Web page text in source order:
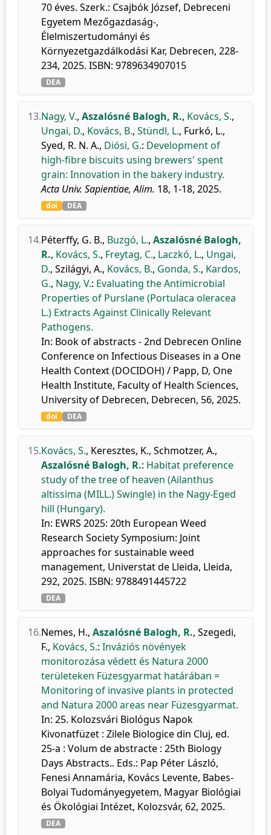
70 éves. Szerk.: Csajbók József, Debreceni
Egyetem Mezőgazdaság-,
Élelmiszertudományi és
Környezetgazdálkodási Kar, Debrecen, 228-
234, 2025. ISBN: 9789634907015
DEA
13.Nagy, V., Aszalósné Balogh, R., Kovács, S.,
Ungai, D., Kovács, B., Stündl, L., Furkó, L.,
Syed, R. N. A., Diósi, G.: Development of
high-fibre biscuits using brewers' spent
grain: Innovation in the bakery industry.
Acta Univ. Sapientiae, Alim. 18, 1-18, 2025.
doi DEA
14.Péterffy, G. B., Buzgó, L., Aszalósné Balogh,
R., Kovács, S., Freytag, C., Laczkó, L., Ungai,
D., Szilágyi, A., Kovács, B., Gonda, S., Kardos,
G., Nagy, V.: Evaluating the Antimicrobial
Properties of Purslane (Portulaca oleracea
L.) Extracts Against Clinically Relevant
Pathogens.
In: Book of abstracts - 2nd Debrecen Online
Conference on Infectious Diseases in a One
Health Context (DOCIDOH) / Papp, D, One
Health Institute, Faculty of Health Sciences,
University of Debrecen, Debrecen, 56, 2025.
doi DEA
15.Kovács, S., Keresztes, K., Schmotzer, A.,
Aszalósné Balogh, R.: Habitat preference
study of the tree of heaven (Ailanthus
altissima (MILL.) Swingle) in the Nagy-Eged
hill (Hungary).
In: EWRS 2025: 20th European Weed
Research Society Symposium: Joint
approaches for sustainable weed
management, Universtat de Lleida, Lleida,
292, 2025. ISBN: 9788491445722
DEA
16.Nemes, H., Aszalósné Balogh, R., Szegedi,
F., Kovács, S.: Inváziós növények
monitorozása védett és Natura 2000
területeken Füzesgyarmat határában =
Monitoring of invasive plants in protected
and Natura 2000 areas near Füzesgyarmat.
In: 25. Kolozsvári Biológus Napok
Kivonatfüzet : Zilele Biologice din Cluj, ed.
25-a : Volum de abstracte : 25th Biology
Days Abstracts.. Eds.: Pap Péter László,
Fenesi Annamária, Kovács Levente, Babes-
Bolyai Tudományegyetem, Magyar Biológiai
és Ökológiai Intézet, Kolozsvár, 62, 2025.
DEA